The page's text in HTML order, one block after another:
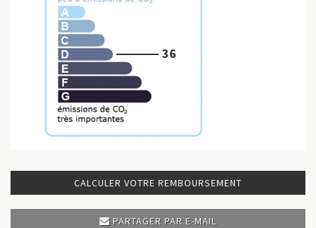
36
CALCULER VOTRE REMBOURSEMENT
PARTAGER PAR E-MAIL